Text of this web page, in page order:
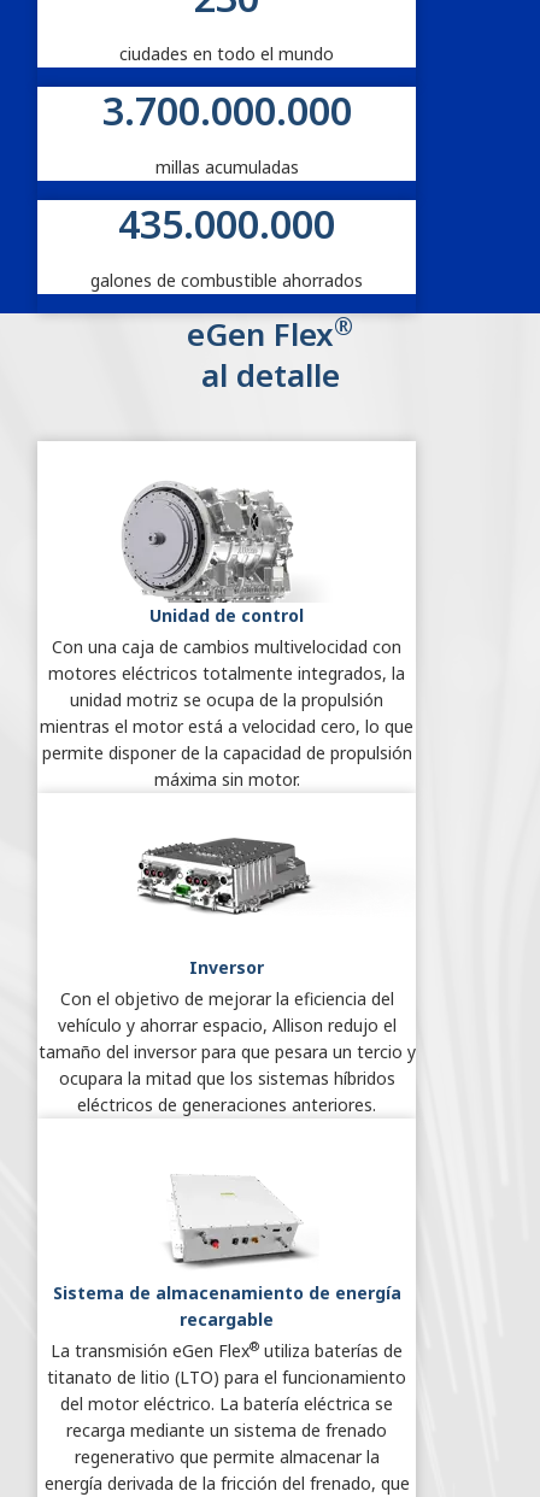
ciudades en todo el mundo
3.700.000.000
millas acumuladas
435.000.000
galones de combustible ahorrados
eGen Flex®
al detalle
Unidad de control
Con una caja de cambios multivelocidad con
motores eléctricos totalmente integrados, la
unidad motriz se ocupa de la propulsión
mientras el motor está a velocidad cero, lo que
permite disponer de la capacidad de propulsión
máxima sin motor.
Inversor
Con el objetivo de mejorar la eficiencia del
vehículo y ahorrar espacio, Allison redujo el
tamaño del inversor para que pesara un tercio y
ocupara la mitad que los sistemas híbridos
eléctricos de generaciones anteriores.
Sistema de almacenamiento de energía
recargable
La transmisión eGen Flex® utiliza baterías de
titanato de litio (LTO) para el funcionamiento
del motor eléctrico. La batería eléctrica se
recarga mediante un sistema de frenado
regenerativo que permite almacenar la
energía derivada de la fricción del frenado, que